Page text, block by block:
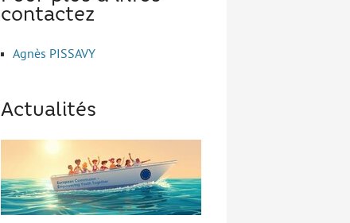
contactez
Agnès PISSAVY
Actualités